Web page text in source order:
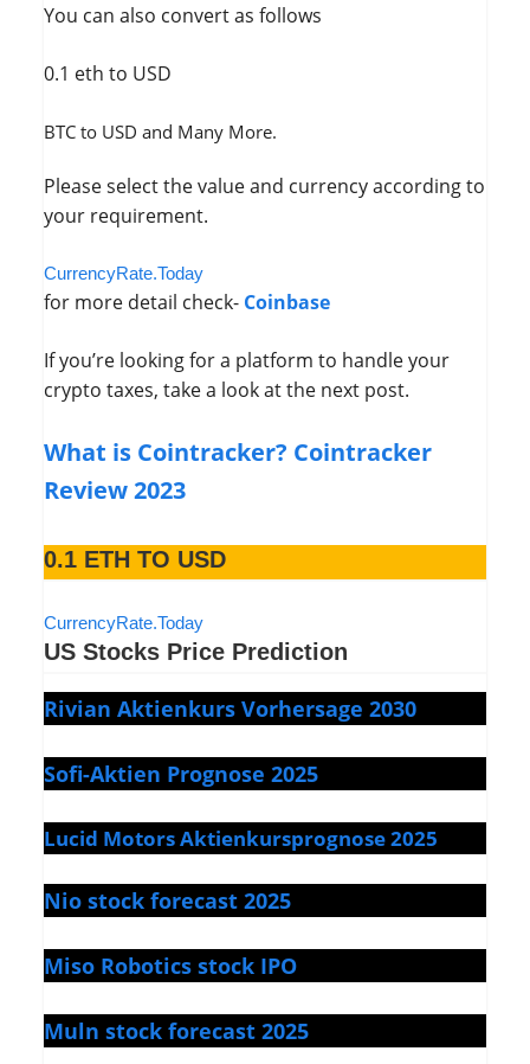
You can also convert as follows
0.1 eth to USD
BTC to USD and Many More.
Please select the value and currency according to
your requirement.
CurrencyRate.Today
for more detail check-Coinbase
If you’re looking for a platform to handle your
crypto taxes, take a look at the next post.
What is Cointracker? Cointracker
Review 2023
0.1 ETH TO USD
CurrencyRate.Today
US Stocks Price Prediction
Rivian Aktienkurs Vorhersage 2030
Sofi-Aktien Prognose 2025
Lucid Motors Aktienkursprognose 2025
Nio stock forecast 2025
Miso Robotics stock IPO
Muln stock forecast 2025